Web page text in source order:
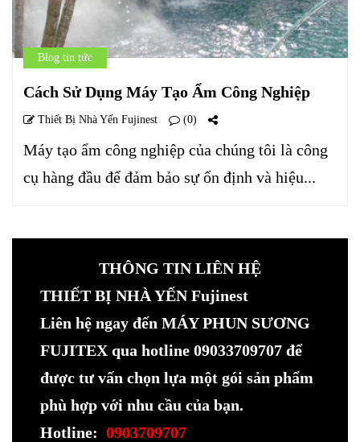
Blog tin tức
Cách Sử Dụng Máy Tạo Ẩm Công Nghiệp
Thiết Bị Nhà Yến Fujinest (0)
Máy tạo ẩm công nghiệp của chúng tôi là công
cụ hàng đầu để đảm bảo sự ổn định và hiệu...
THÔNG TIN LIÊN HỆ
THIẾT BỊ NHÀ YẾN Fujinest
Liên hệ ngay đến MÁY PHUN SƯƠNG
FUJITEX qua hotline 09033709707 để
được tư vấn chọn lựa một gói sản phẩm
phù hợp với nhu cầu của bạn.
Hotline: 0903709707